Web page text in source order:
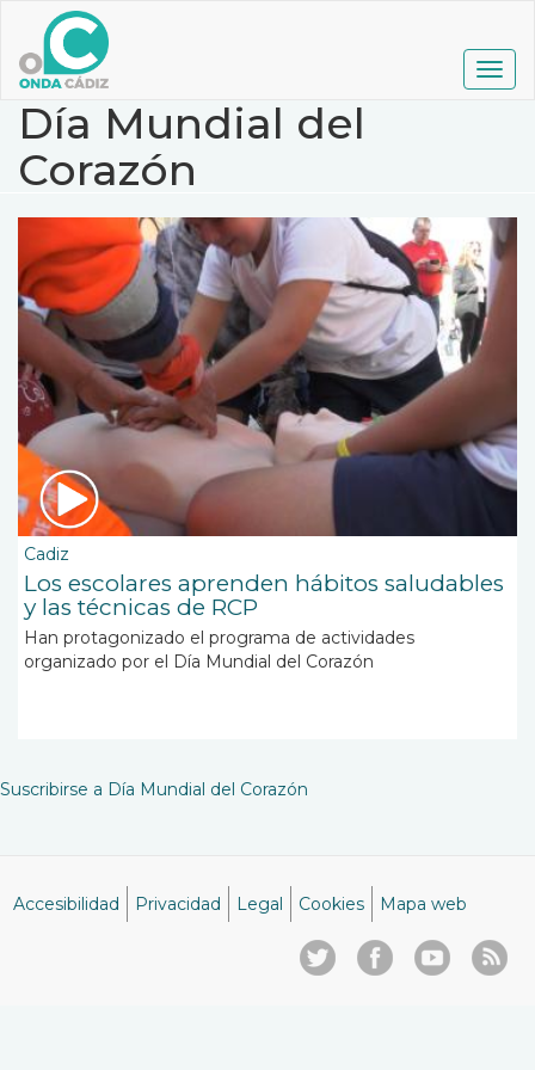
contenido
principal
Día Mundial del
Corazón
Cadiz
Los escolares aprenden hábitos saludables
y las técnicas de RCP
Han protagonizado el programa de actividades
organizado por el Día Mundial del Corazón
Suscribirse a Día Mundial del Corazón
Accesibilidad Privacidad Legal Cookies Mapa web